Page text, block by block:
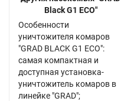
Black G1 ECO"
Особенности
уничтожителя комаров
"GRAD BLACK G1 ECO":
самая компактная и
доступная установка-
уничтожитель комаров в
линейке "GRAD";